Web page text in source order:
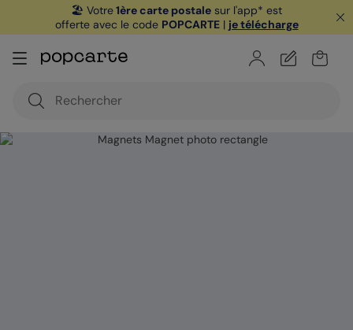
🏖️ Votre1ère carte postale sur l'app* est
offerte avec le code POPCARTE| je télécharge